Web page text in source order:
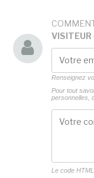
VISITEUR
Renseignez
Pour tout
personnelles,
Le code